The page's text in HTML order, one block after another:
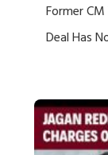
Former
Deal Has